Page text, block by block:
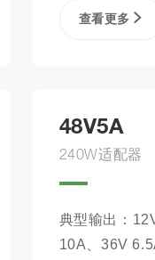
查看更多
48V5A
240W适配器
典型输出：
10A、36V